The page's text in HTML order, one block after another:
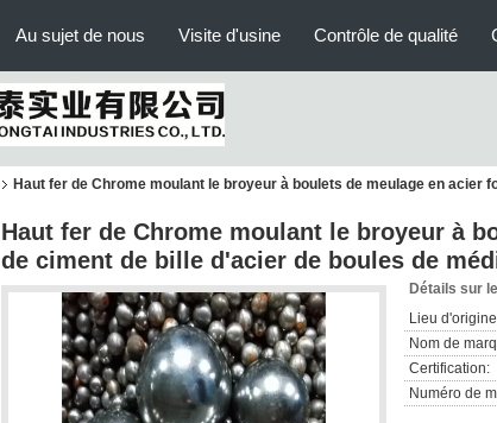
Au sujet de nous Visite d'usine Contrôle de qualité
Haut fer de Chrome moulant le broyeur à boulets de meulage en acier
Haut fer de Chrome moulant le broyeur à
de ciment de bille d'acier de boules de
Détails sur
Lieu
Nom de
Certification:
Numéro de